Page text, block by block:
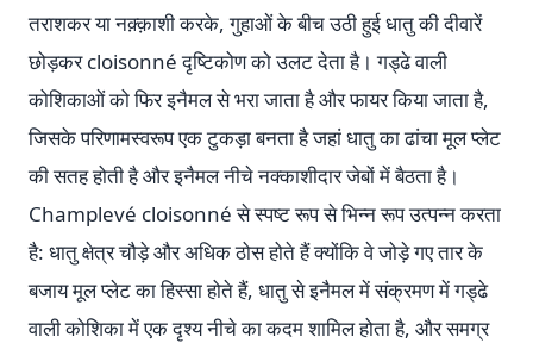
तराशकर या नक़्क़ाशी करके, गुहाओं के बीच उठी हुई धातु की दीवारें
छोड़कर cloisonné दृष्टिकोण को उलट देता है। गड्ढे वाली
कोशिकाओं को फिर इनैमल से भरा जाता है और फायर किया जाता है,
जिसके परिणामस्वरूप एक टुकड़ा बनता है जहां धातु का ढांचा मूल प्लेट
की सतह होती है और इनैमल नीचे नक्काशीदार जेबों में बैठता है।
Champlevé cloisonné से स्पष्ट रूप से भिन्न रूप उत्पन्न करता
है: धातु क्षेत्र चौड़े और अधिक ठोस होते हैं क्योंकि वे जोड़े गए तार के
बजाय मूल प्लेट का हिस्सा होते हैं, धातु से इनैमल में संक्रमण में गड्ढे
वाली कोशिका में एक दृश्य नीचे का कदम शामिल होता है, और समग्र